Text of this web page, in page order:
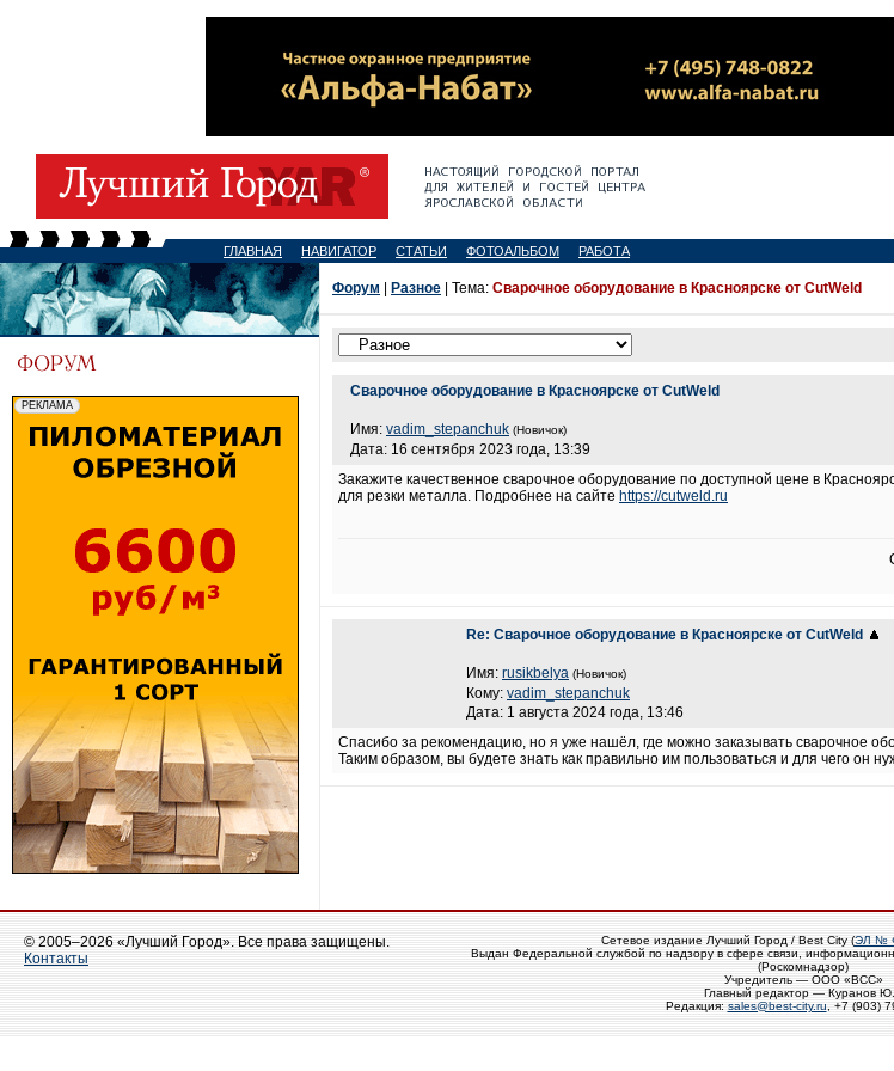
ГЛАВНАЯ НАВИГАТОР СТАТЬИ ФОТОАЛЬБОМ РАБОТА
Форум Разное | Тема: Сварочное оборудование в Красноярске от CutWeld
Сварочное оборудование в Красноярске от CutWeld
Имя: vadim_stepanchuk (Новичок)
Дата: 16 сентября 2023 года, 13:39
Закажите качественное сварочное оборудование по доступной цене в
для резки металла. Подробнее на сайте https://cutweld.ru
Re: Сварочное оборудование в Красноярске от CutWeld
Имя: rusikbelya (Новичок)
Кому: vadim_stepanchuk
Дата: 1 августа 2024 года, 13:46
Спасибо за рекомендацию, но я уже нашёл, где можно заказывать сварочное
Таким образом, вы будете знать как правильно им пользоваться и для чего он
© 2005–2026 «Лучший Город». Все права защищены.
Контакты
Сетевое издание Лучший Город / Best City (ЭЛ №
Выдан Федеральной службой по надзору в сфере связи,
(Роскомнадзор)
Учредитель — ООО «ВСС»
Главный редактор — Куранов
Редакция: sales@best-city.ru , +7 (903)